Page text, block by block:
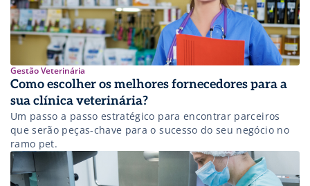
Gestão Veterinária
Como escolher os melhores fornecedores para a
sua clínica veterinária?
Um passo a passo estratégico para encontrar parceiros
que serão peças-chave para o sucesso do seu negócio no
ramo pet.